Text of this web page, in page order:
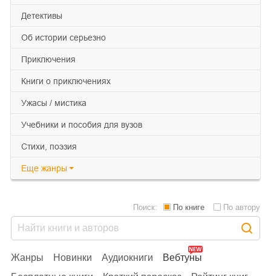
детективы
об истории серьезно
приключения
книги о приключениях
ужасы / мистика
учебники и пособия для вузов
cтихи, поэзия
Еще жанры
Жанры Новинки Аудиокниги
Вебтуны
Поиск: По книге По автору